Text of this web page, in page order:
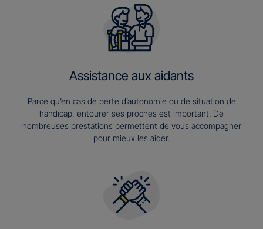
Assistance aux aidants
Parce qu’en cas de perte d’autonomie ou de situation de
handicap, entourer ses proches est important. De
nombreuses prestations permettent de vous accompagner
pour mieux les aider.